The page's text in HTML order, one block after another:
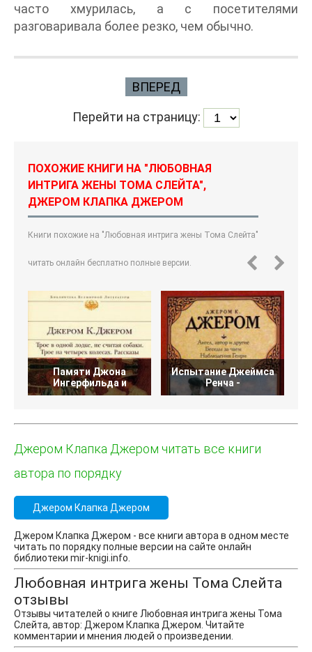
часто хмурилась, а с посетителями
разговаривала более резко, чем обычно.
ВПЕРЕД
Перейти на страницу:
ПОХОЖИЕ КНИГИ НА "ЛЮБОВНАЯ
ИНТРИГА ЖЕНЫ ТОМА СЛЕЙТА",
ДЖЕРОМ КЛАПКА ДЖЕРОМ
Книги похожие на "Любовная интрига жены Тома Слейта"
читать онлайн бесплатно полные версии.
Памяти Джона
Ингерфильда и
Испытание Джеймса
Ренча -
Джером Клапка Джером читать все книги
автора по порядку
Джером Клапка Джером
Джером Клапка Джером - все книги автора в одном месте
читать по порядку полные версии на сайте онлайн
библиотеки mir-knigi.info.
Любовная интрига жены Тома Слейта
отзывы
Отзывы читателей о книге Любовная интрига жены Тома
Слейта, автор: Джером Клапка Джером. Читайте
комментарии и мнения людей о произведении.